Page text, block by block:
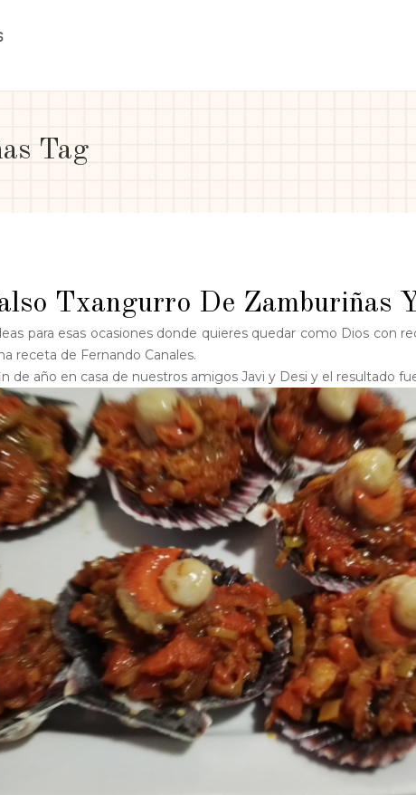
Tag
Txangurro De Zamburiñas
para esas ocasiones donde quieres quedar como Dios con
receta de Fernando Canales.
de año en casa de nuestros amigos Javi y Desi y el resultado